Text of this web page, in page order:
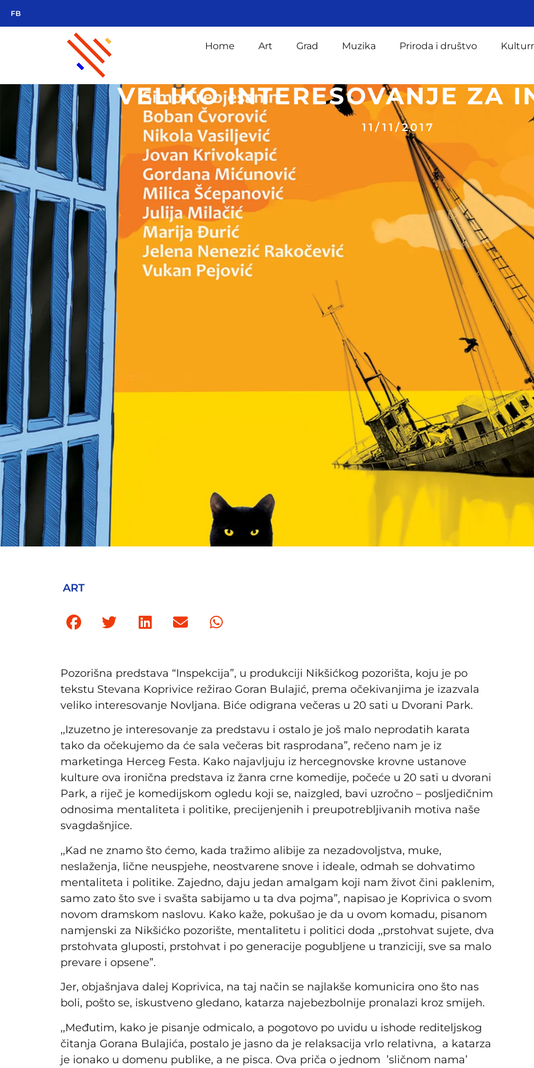
FB
Home Art Grad Muzika Priroda i društvo
VELIKO INTERESOVANJE ZA
11/11/2017
ART
Pozorišna predstava “Inspekcija”, u produkciji Nikšićkog pozorišta, koju je po
tekstu Stevana Koprivice režirao Goran Bulajić, prema očekivanjima je izazvala
veliko interesovanje Novljana. Biće odigrana večeras u 20 sati u Dvorani Park.
,,Izuzetno je interesovanje za predstavu i ostalo je još malo neprodatih karata
tako da očekujemo da će sala večeras bit rasprodana”, rečeno nam je iz
marketinga Herceg Festa. Kako najavljuju iz hercegnovske krovne ustanove
kulture ova ironična predstava iz žanra crne komedije, počeće u 20 sati u dvorani
Park, a riječ je komedijskom ogledu koji se, naizgled, bavi uzročno – posljedičnim
odnosima mentaliteta i politike, precijenjenih i preupotrebljivanih motiva naše
svagdašnjice.
,,Kad ne znamo što ćemo, kada tražimo alibije za nezadovoljstva, muke,
neslaženja, lične neuspjehe, neostvarene snove i ideale, odmah se dohvatimo
mentaliteta i politike. Zajedno, daju jedan amalgam koji nam život čini paklenim,
samo zato što sve i svašta sabijamo u ta dva pojma”, napisao je Koprivica o svom
novom dramskom naslovu. Kako kaže, pokušao je da u ovom komadu, pisanom
namjenski za Nikšićko pozorište, mentalitetu i politici doda ,,prstohvat sujete, dva
prstohvata gluposti, prstohvat i po generacije pogubljene u tranziciji, sve sa malo
prevare i opsene”.
Jer, objašnjava dalej Koprivica, na taj način se najlakše komunicira ono što nas
boli, pošto se, iskustveno gledano, katarza najebezbolnije pronalazi kroz smijeh.
,,Međutim, kako je pisanje odmicalo, a pogotovo po uvidu u ishode rediteljskog
čitanja Gorana Bulajića, postalo je jasno da je relaksacija vrlo relativna, a katarza
je ionako u domenu publike, a ne pisca. Ova priča o jednom ’sličnom nama’